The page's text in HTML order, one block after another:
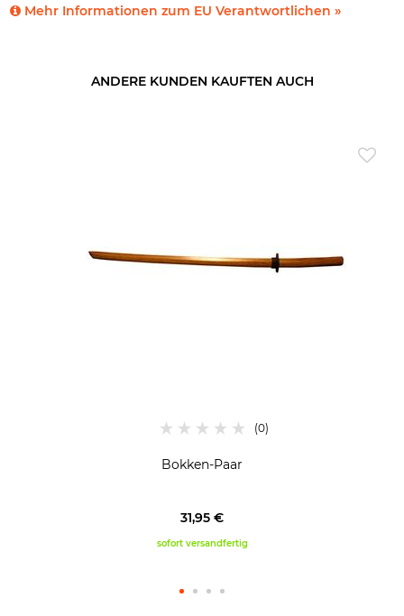
Mehr Informationen zum EU Verantwortlichen »
ANDERE KUNDEN KAUFTEN AUCH
Bokken-Paar
31,95 €
sofort versandfertig